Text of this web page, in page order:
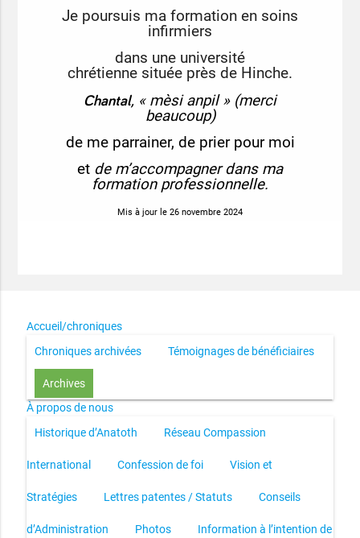
Je poursuis ma formation en soins
infirmiers
dans une université
chrétienne située près de Hinche.
Chantal, « mèsi anpil » (merci
beaucoup)
de me parrainer, de prier pour moi
et de m’accompagnerdans ma
formation professionnelle.
Mis à jour le 26 novembre 2024
Accueil/chroniques
Chroniques archivées
Témoignages de bénéficiaires
Archives
À propos de nous
Historique d’Anatoth
Réseau Compassion
International Confession de foi Vision et
Stratégies Lettres patentes / Statuts Conseils
d’Administration Photos Information à l’intention de